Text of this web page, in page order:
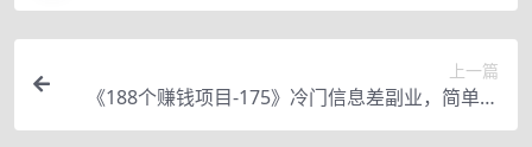
上一篇
《188个赚钱项目-175》冷门信息差副业，简单变
现350元